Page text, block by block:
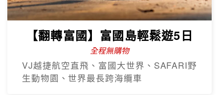
【翻轉富國】富國島輕鬆遊5日
全程無購物
VJ越捷航空直飛、富國大世界、SAFARI野
生動物園、世界最長跨海纜車